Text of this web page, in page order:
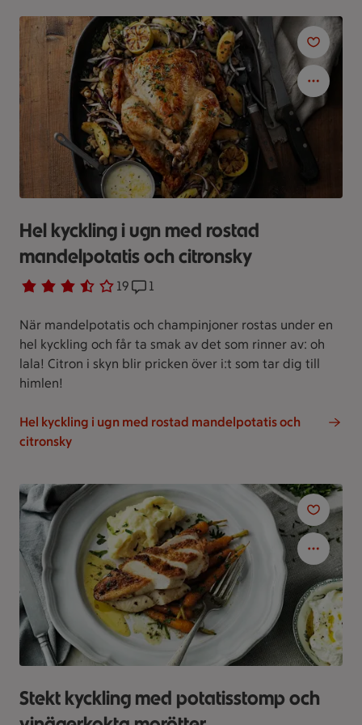
Hel kyckling i ugn med rostad
mandelpotatis och citronsky
Betyg 3.3 av 5. 19
19 personer har röstatReceptet har 1 kommentarer
1
När mandelpotatis och champinjoner rostas under en
hel kyckling och får ta smak av det som rinner av: oh
lala! Citron i skyn blir pricken över i:t som tar dig till
himlen!
Hel kyckling i ugn med rostad mandelpotatis och
citronsky
Stekt kyckling med potatisstomp och